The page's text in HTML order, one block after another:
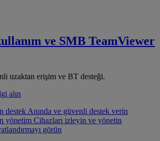
ve SMB TeamViewer
uzaktan erişim ve BT desteği.
alın
destek Anında ve güvenli destek verin
yönetim Cihazları izleyin ve yönetin
görün